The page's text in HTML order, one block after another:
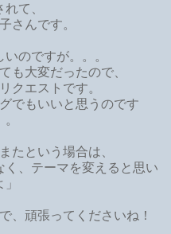
て、
さんです。
のですが。。。
も大変だったので、
クエストです。
でもいいと思うのです
たという場合は、
、テーマを変えると思い
、頑張ってくださいね！